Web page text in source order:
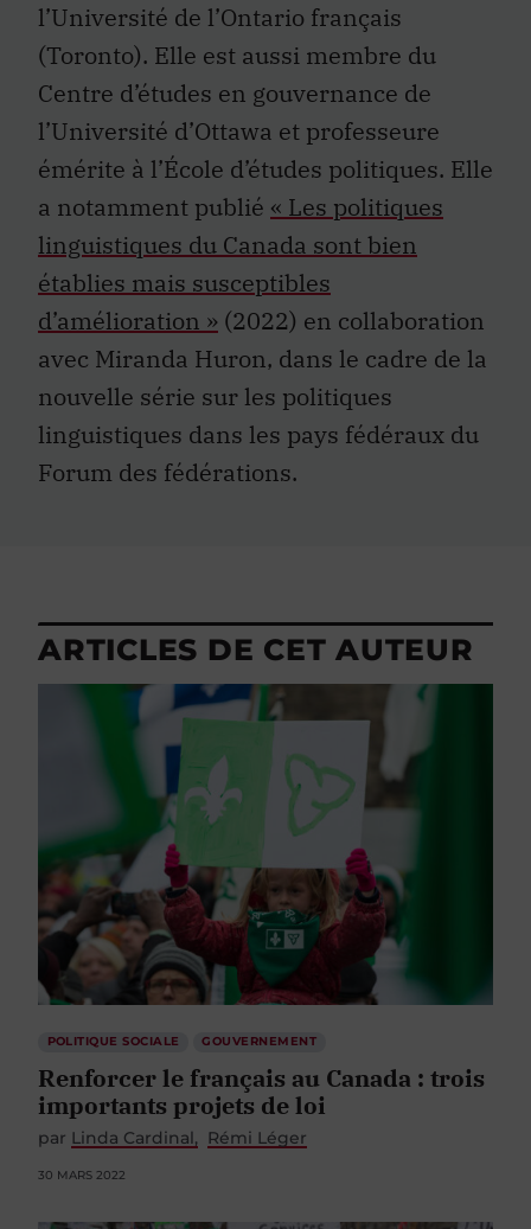
l’Université de l’Ontario français
(Toronto). Elle est aussi membre du
Centre d’études en gouvernance de
l’Université d’Ottawa et professeure
émérite à l’École d’études politiques. Elle
a notamment publié « Les politiques
linguistiques du Canada sont bien
établies mais susceptibles
d’amélioration » (2022) en collaboration
avec Miranda Huron, dans le cadre de la
nouvelle série sur les politiques
linguistiques dans les pays fédéraux du
Forum des fédérations.
ARTICLES DE CET AUTEUR
POLITIQUE SOCIALE GOUVERNEMENT
Renforcer le français au Canada : trois
importants projets de loi
par Linda Cardinal Rémi Léger
30 MARS 2022